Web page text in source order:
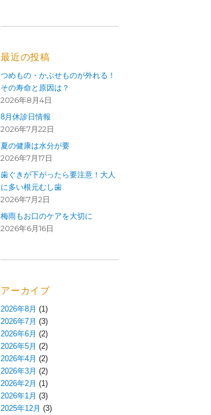
最近の投稿
つめもの・かぶせものが外れる！
その寿命と原因は？
2026年8月4日
8月休診日情報
2026年7月22日
夏の健康は水分が要
2026年7月17日
歯ぐきが下がったら要注意！大人
に多い根元むし歯
2026年7月2日
梅雨もお口のケアを大切に
2026年6月16日
アーカイブ
2026年8月 (1)
2026年7月 (3)
2026年6月 (2)
2026年5月 (2)
2026年4月 (2)
2026年3月 (2)
2026年2月 (1)
2026年1月 (3)
2025年12月 (3)